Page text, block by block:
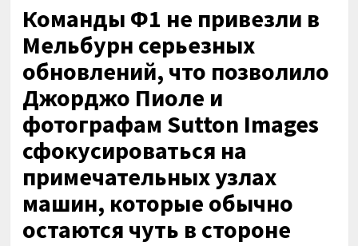
Команды Ф1 не привезли в
Мельбурн серьезных
обновлений, что позволило
Джорджо Пиоле и
фотографам Sutton Images
сфокусироваться на
примечательных узлах
машин, которые обычно
остаются чуть в стороне